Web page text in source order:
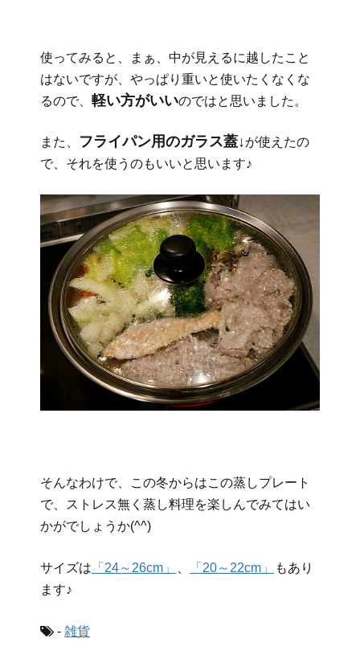
使ってみると、まぁ、中が見えるに越したこと
はないですが、やっぱり重いと使いたくなくな
るので、 軽い方がいいのではと思いました。
また、 フライパン用のガラス蓋↓が使えたの
で、それを使うのもいいと思います♪
そんなわけで、この冬からはこの蒸しプレート
で、ストレス無く蒸し料理を楽しんでみてはい
かがでしょうか(^^)
サイズは 「24～26cm」 「20～22cm」
もあり
ます♪
- 雑貨